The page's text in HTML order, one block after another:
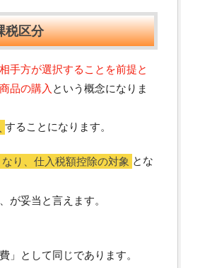
税区分
手方が選択することを前提と
品の購入 という概念になりま
することになります。
り、仕入税額控除の対象 とな
が妥当と言えます。
」として同じであります。